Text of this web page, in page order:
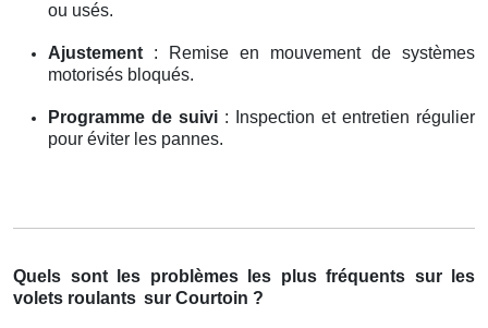
ou usés.
Ajustement: Remise en mouvement de systèmes
motorisés bloqués.
Programme de suivi : Inspection et entretien régulier
pour éviter les pannes.
Quels sont les problèmes les plus fréquents sur les
volets roulants sur Courtoin ?